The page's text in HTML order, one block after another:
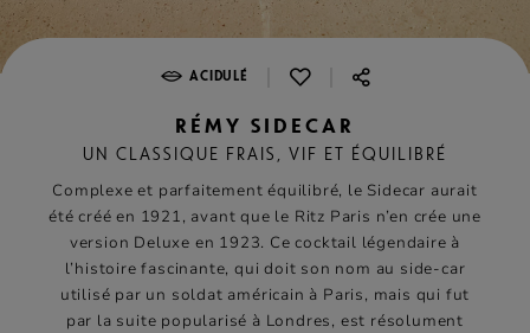
ACIDULÉ
RÉMY SIDECAR
UN CLASSIQUE FRAIS, VIF ET ÉQUILIBRÉ
Complexe et parfaitement équilibré, le Sidecar aurait
été créé en 1921, avant que le Ritz Paris n’en crée une
version Deluxe en 1923. Ce cocktail légendaire à
l’histoire fascinante, qui doit son nom au side-car
utilisé par un soldat américain à Paris, mais qui fut
par la suite popularisé à Londres, est résolument